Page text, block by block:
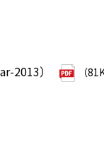
2013） （